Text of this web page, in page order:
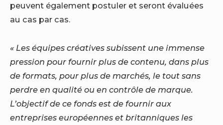
peuvent également postuler et seront évaluées
au cas par cas.
« Les équipes créatives subissent une immense
pression pour fournir plus de contenu, dans plus
de formats, pour plus de marchés, le tout sans
perdre en qualité ou en contrôle de marque.
L’objectif de ce fonds est de fournir aux
entreprises européennes et britanniques les